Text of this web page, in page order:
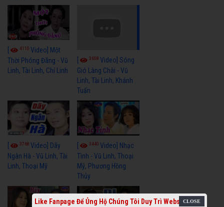
4110 Video] Một
Thời Phóng Đãng - Vũ
Linh, Tài Linh, Chí Linh
3658Video] Sóng
Gió Làng Chài - Vũ
Linh, Tài Linh, Khánh
Tuấn
3768 Video] Dãy
Ngân Hà - Vũ Linh, Tài
Linh, Thoại Mỹ
3440Video] Nhạc
Tình - Vũ Linh, Thoại
Mỹ, Phương Hồng
Thủy
Like Fanpage Để Ủng Hộ Chúng Tôi Duy Trì Website